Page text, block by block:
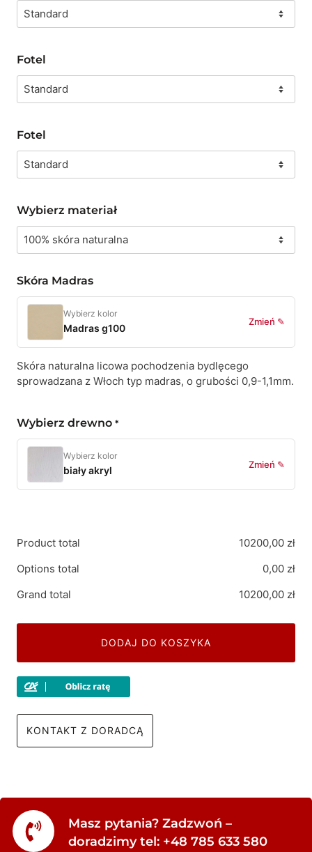
Fotel
Fotel
Wybierz materiał
Skóra Madras
Wybierz kolor
Madras g100
Zmień ✎
Skóra naturalna licowa pochodzenia bydlęcego
sprowadzana z Włoch typ madras, o grubości 0,9-1,1mm.
Wybierz drewno *
Wybierz kolor
biały akryl
Zmień ✎
Product total 10200,00 zł
Options total
0,00 zł
Grand total
10200,00 zł
DODAJ DO KOSZYKA
KONTAKT Z DORADCĄ
Masz pytania? Zadzwoń –
doradzimy tel: +48 785 633 580